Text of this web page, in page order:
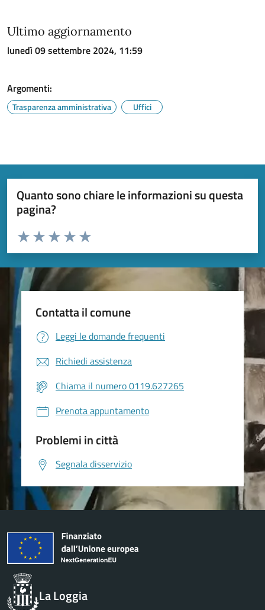
Ultimo aggiornamento
lunedì 09 settembre 2024, 11:59
Argomenti:
Trasparenza amministrativa Uffici
Quanto sono chiare le informazioni su questa
pagina?
Valuta da 1 a 5 stelle la pagina
Valuta 5 stelle su 5
Valuta 4 stelle su 5
Valuta 3 stelle su 5
Valuta 2 stelle su 5
Valuta 1 stelle su 5
Contatta il comune
Leggi le domande frequenti
Richiedi assistenza
Chiama il numero 0119.627265
Prenota appuntamento
Problemi in città
Segnala disservizio
La Loggia